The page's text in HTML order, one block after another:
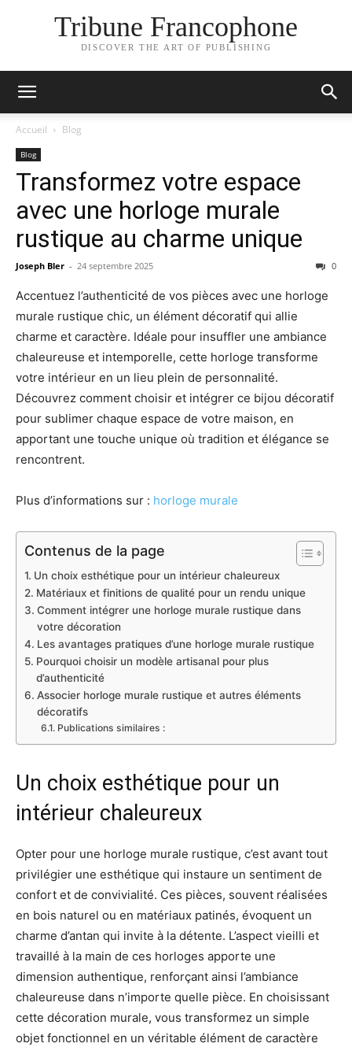
Tribune Francophone
DISCOVER THE ART OF PUBLISHING
Accueil Blog
Blog
Transformez votre espace
avec une horloge murale
rustique au charme unique
Joseph Bler - 24 septembre 2025 0
Accentuez l’authenticité de vos pièces avec une horloge
murale rustique chic, un élément décoratif qui allie
charme et caractère. Idéale pour insuffler une ambiance
chaleureuse et intemporelle, cette horloge transforme
votre intérieur en un lieu plein de personnalité.
Découvrez comment choisir et intégrer ce bijou décoratif
pour sublimer chaque espace de votre maison, en
apportant une touche unique où tradition et élégance se
rencontrent.
Plus d’informations sur : horloge murale
Contenus de la page
Un choix esthétique pour un intérieur chaleureux
Matériaux et finitions de qualité pour un rendu unique
Comment intégrer une horloge murale rustique dans
votre décoration
Les avantages pratiques d’une horloge murale rustique
Pourquoi choisir un modèle artisanal pour plus
d’authenticité
Associer horloge murale rustique et autres éléments
décoratifs
Publications similaires :
Un choix esthétique pour un
intérieur chaleureux
Opter pour une horloge murale rustique, c’est avant tout
privilégier une esthétique qui instaure un sentiment de
confort et de convivialité. Ces pièces, souvent réalisées
en bois naturel ou en matériaux patinés, évoquent un
charme d’antan qui invite à la détente. L’aspect vieilli et
travaillé à la main de ces horloges apporte une
dimension authentique, renforçant ainsi l’ambiance
chaleureuse dans n’importe quelle pièce. En choisissant
cette décoration murale, vous transformez un simple
objet fonctionnel en un véritable élément de caractère